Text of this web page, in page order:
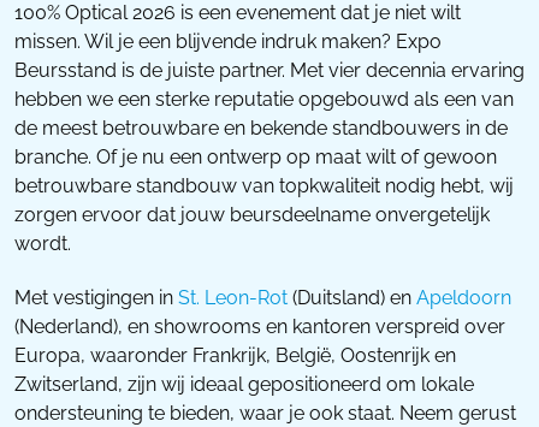
100% Optical 2026 is een evenement dat je niet wilt
missen. Wil je een blijvende indruk maken? Expo
Beursstand is de juiste partner. Met vier decennia ervaring
hebben we een sterke reputatie opgebouwd als een van
de meest betrouwbare en bekende standbouwers in de
branche. Of je nu een ontwerp op maat wilt of gewoon
betrouwbare standbouw van topkwaliteit nodig hebt, wij
zorgen ervoor dat jouw beursdeelname onvergetelijk
wordt.
Met vestigingen in St. Leon-Rot (Duitsland) en Apeldoorn
(Nederland), en showrooms en kantoren verspreid over
Europa, waaronder Frankrijk, België, Oostenrijk en
Zwitserland, zijn wij ideaal gepositioneerd om lokale
ondersteuning te bieden, waar je ook staat. Neem gerust